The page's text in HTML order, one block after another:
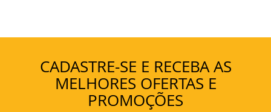
CADASTRE-SE E RECEBA AS
MELHORES OFERTAS E
PROMOÇÕES